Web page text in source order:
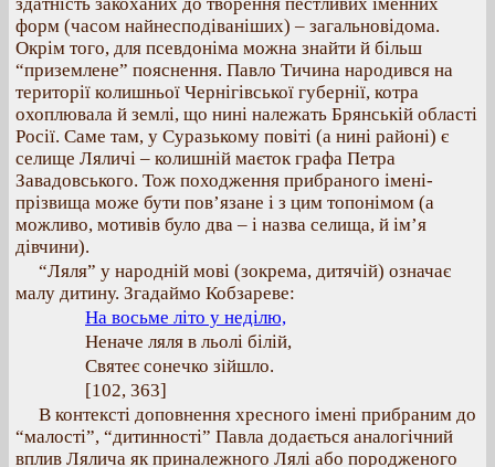
форм (часом найнесподіваніших) – загальновідома.
Окрім того, для псевдоніма можна знайти й більш
“приземлене” пояснення. Павло Тичина народився на
території колишньої Чернігівської губернії, котра
охоплювала й землі, що нині належать Брянській області
Росії. Саме там, у Суразькому повіті (а нині районі) є
селище Ляличі – колишній маєток графа Петра
Завадовського. Тож походження прибраного імені-
прізвища може бути пов’язане і з цим топонімом (а
можливо, мотивів було два – і назва селища, й ім’я
дівчини).
“Ляля” у народній мові (зокрема, дитячій) означає
малу дитину. Згадаймо Кобзареве:
На восьме літо у неділю,
Неначе ляля в льолі білій,
Святеє сонечко зійшло.
[102, 363]
В контексті доповнення хресного імені прибраним до
“малості”, “дитинності” Павла додається аналогічний
вплив Лялича як приналежного Лялі або породженого